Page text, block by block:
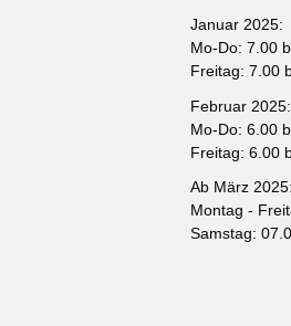
Januar 2025:
Mo-Do: 7.00
Freitag: 7.00
Februar 2025:
Mo-Do: 6.00
Freitag: 6.00
Ab März 2025:
Montag -
Samstag: